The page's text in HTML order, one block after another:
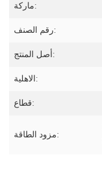
ماركة:
رقم الصنف:
أصل المنتج:
الاهلية:
قطاع:
مزود الطاقة: